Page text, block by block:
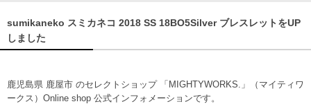
sumikaneko スミカネコ 2018 SS 18BO5Silver ブレスレットをUP
しました
鹿児島県 鹿屋市 のセレクトショップ 「MIGHTYWORKS.」（マイティワ
ークス）Online shop 公式インフォメーションです。